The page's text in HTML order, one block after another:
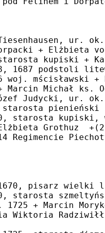
ur.
+ Elżbieta
kupiski +
1687 podstoli
woj. mścisławski
Marcin Michał ks.
ur. ok.
starosta pienieński
starosta kupiski,
Grothuz
Regimencie
pisarz wielki
starosta
+ Marcin
ur.